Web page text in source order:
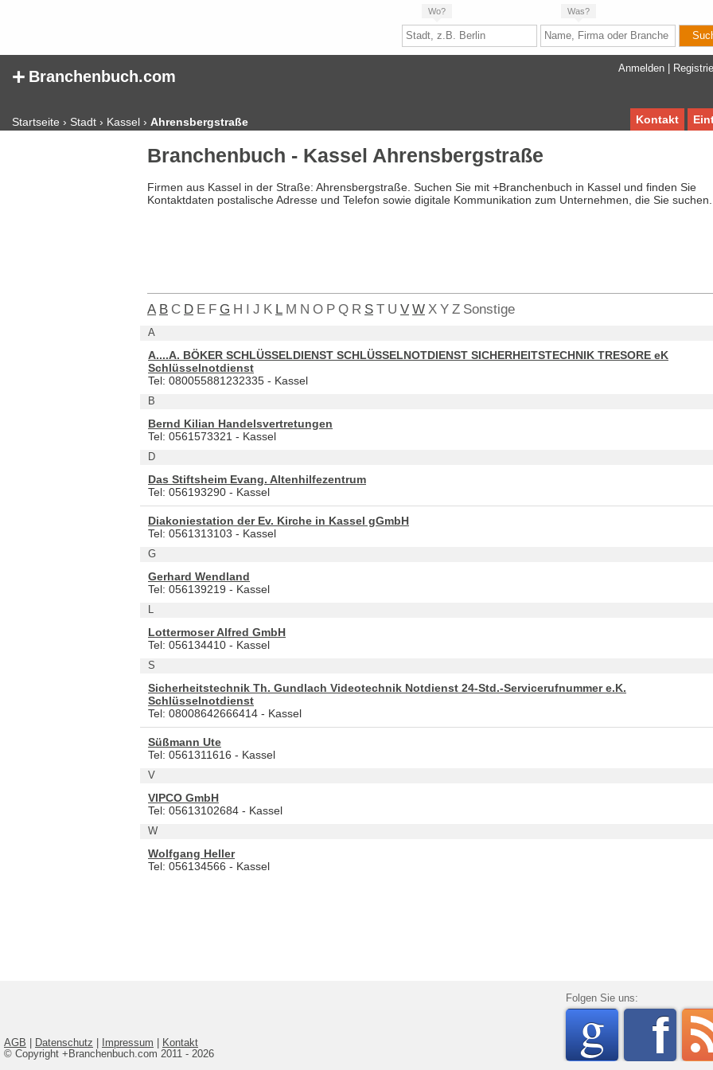
Wo? Was?
Anmelden
+ Branchenbuch.com
Startseite › Stadt › Kassel › Ahrensbergstraße Kontakt
Branchenbuch - Kassel Ahrensbergstraße
Firmen aus Kassel in der Straße: Ahrensbergstraße. Suchen Sie mit +Branchenbuch in Kassel und finden Sie
Kontaktdaten postalische Adresse und Telefon sowie digitale Kommunikation zum Unternehmen, die Sie suchen.
A B C D E F G H I J K L M N O P Q R S T U V W X Y Z Sonstige
A
A....A. BÖKER SCHLÜSSELDIENST SCHLÜSSELNOTDIENST SICHERHEITSTECHNIK TRESORE eK
Schlüsselnotdienst
Tel: 080055881232335 - Kassel
B
Bernd Kilian Handelsvertretungen
Tel: 0561573321 - Kassel
D
Das Stiftsheim Evang. Altenhilfezentrum
Tel: 056193290 - Kassel
Diakoniestation der Ev. Kirche in Kassel gGmbH
Tel: 0561313103 - Kassel
G
Gerhard Wendland
Tel: 056139219 - Kassel
Lottermoser Alfred GmbH
Tel: 056134410 - Kassel
S
Sicherheitstechnik Th. Gundlach Videotechnik Notdienst 24-Std.-Servicerufnummer e.K.
Schlüsselnotdienst
Tel: 08008642666414 - Kassel
Süßmann Ute
Tel: 0561311616 - Kassel
V
VIPCO GmbH
Tel: 05613102684 - Kassel
W
Wolfgang Heller
Tel: 056134566 - Kassel
AGB Datenschutz Impressum
Kontakt
© Copyright +Branchenbuch.com 2011 - 2026
Folgen Sie uns:
rss